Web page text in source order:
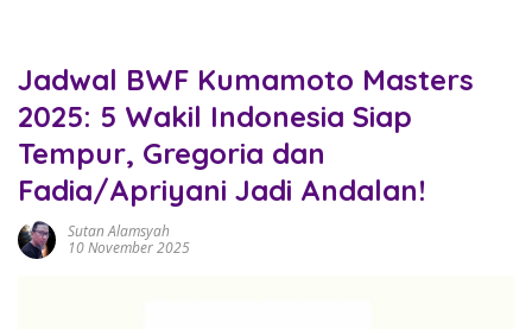
Jadwal BWF Kumamoto Masters
2025: 5 Wakil Indonesia Siap
Tempur, Gregoria dan
Fadia/Apriyani Jadi Andalan!
Sutan Alamsyah
10 November 2025